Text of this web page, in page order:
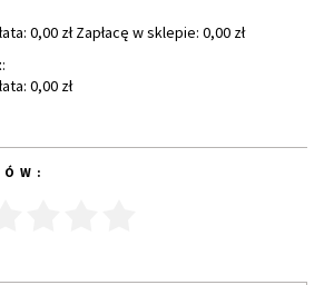
0,00 zł Zapłacę w sklepie: 0,00 zł
:
0,00 zł